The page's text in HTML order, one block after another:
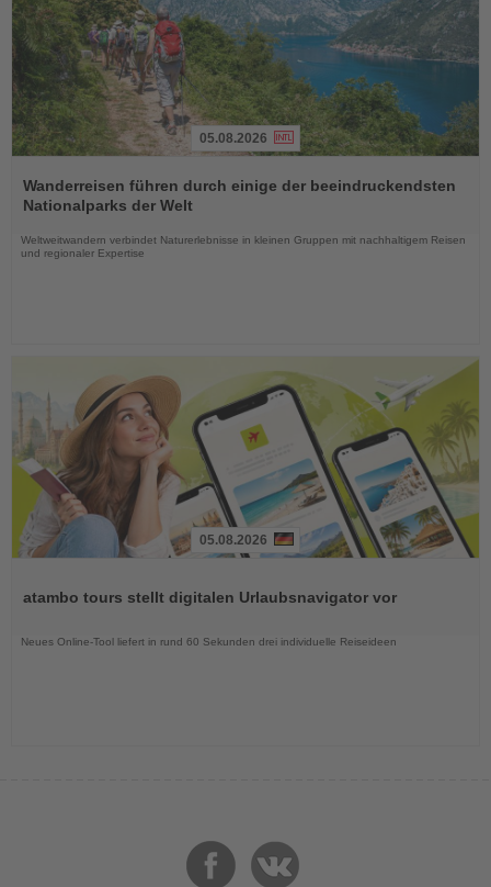
Sie
die
Nachrichten
05.08.2026
Wanderreisen führen durch einige der beeindruckendsten
Nationalparks der Welt
Weltweitwandern verbindet Naturerlebnisse in kleinen Gruppen mit nachhaltigem Reisen
und regionaler Expertise
die
05.08.2026
atambo tours stellt digitalen Urlaubsnavigator vor
Neues Online-Tool liefert in rund 60 Sekunden drei individuelle Reiseideen